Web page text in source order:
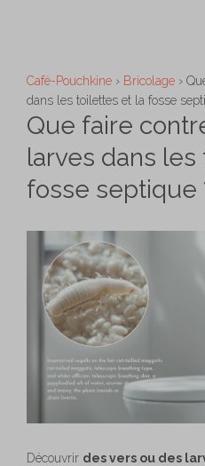
Café-Pouchkine › Bricolage ›
dans les toilettes et la fosse
Que faire
larves dans
fosse septique
Découvrir des vers ou des